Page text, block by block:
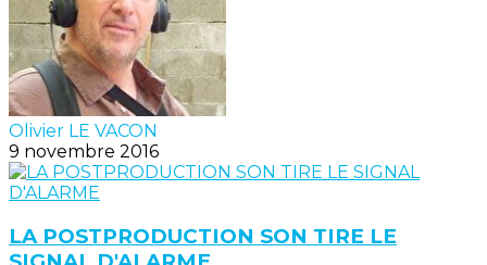
Olivier LE VACON
9 novembre 2016
LA POSTPRODUCTION SON TIRE LE